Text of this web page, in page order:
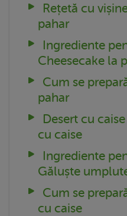
Rețetă cu
pahar
Ingrediente
Cheesecake la
Cum se
pahar
Desert cu
cu caise
Ingrediente
Găluște
Cum se
cu caise